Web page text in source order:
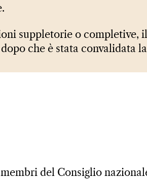
suppletorie o completive,
che è stata convalidata
del Consiglio